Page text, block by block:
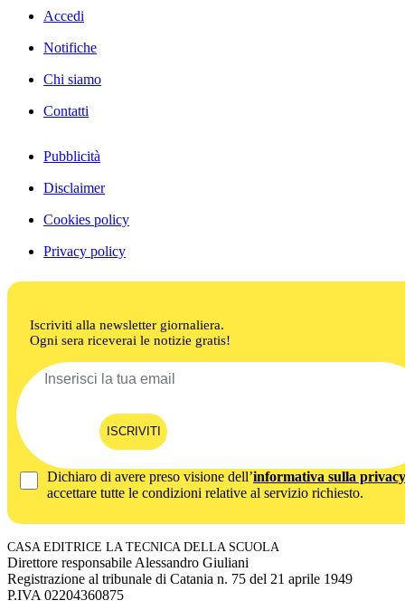
Accedi
Notifiche
Chi siamo
Contatti
Pubblicità
Disclaimer
Cookies policy
Privacy policy
Iscriviti alla newsletter giornaliera.
Ogni sera riceverai le notizie gratis!
ISCRIVITI
Dichiaro di avere preso visione dell’informativa sulla privacy
accettare tutte le condizioni relative al servizio richiesto.
CASA EDITRICE LA TECNICA DELLA SCUOLA
Direttore responsabile Alessandro Giuliani
Registrazione al tribunale di Catania n. 75 del 21 aprile 1949
P.IVA 02204360875